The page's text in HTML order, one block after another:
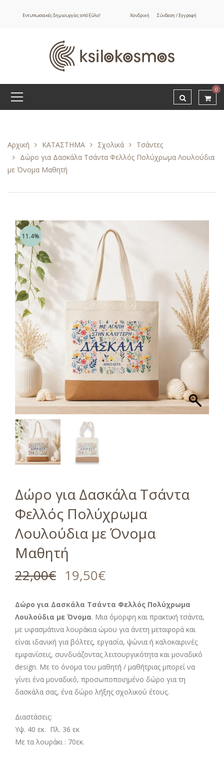
Εντυπωσιακές δημιουργίες από ξύλο! Χονδρική Σύνδεση / Εγγραφή
0
Αρχική ΚΑΤΑΣΤΗΜΑ Σχολικά
Τσάντες
Δώρο για Δασκάλα Τσάντα Φελλός Πολύχρωμα Λουλούδια
με Όνομα Μαθητή
11.4%
Δώρο για Δασκάλα Τσάντα
Φελλός Πολύχρωμα
Λουλούδια με Όνομα
Μαθητή
22,00€ 19,50€
Δώρο για Δασκάλα Τσάντα Φελλός Πολύχρωμα
Λουλούδια με Όνομα. Μια όμορφη και πρακτική τσάντα,
με υφασμάτινα λουράκια ώμου για άνετη μεταφορά και
είναι ιδανική για βόλτες, εργασία, ψώνια ή καλοκαιρινές
εμφανίσεις, συνδυάζοντας λειτουργικότητα και μοναδικό
design. Με το όνομα του μαθητή / μαθήτριας μπορεί να
γίνει ένα μοναδικό, προσωποποιημένο δώρο για τη
δασκάλα σας, ένα δώρο λήξης σχολικού έτους.
Διαστάσεις:
Υψ. 40 εκ. Πλ. 36 εκ
Με τα λουράκι : 70εκ.